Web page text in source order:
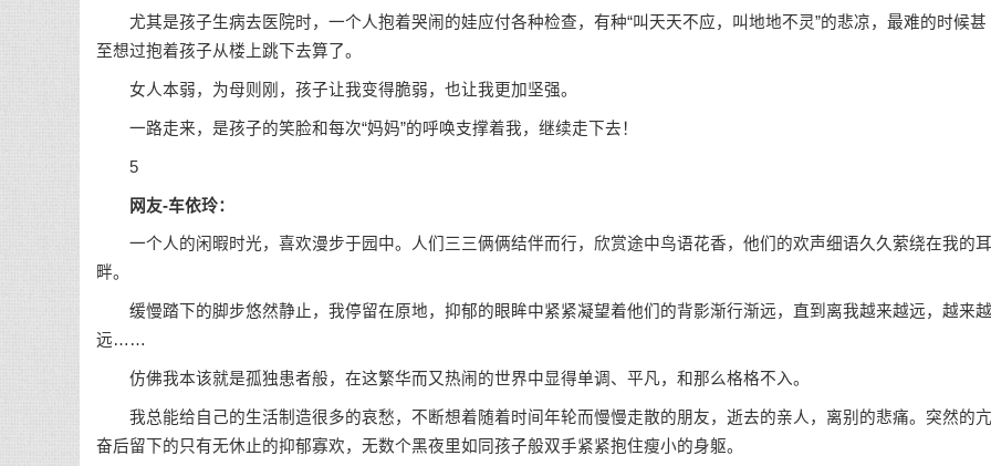
尤其是孩子生病去医院时，一个人抱着哭闹的娃应付各种检查，有种“叫天天不应，叫地地不灵”的悲凉，最难的时候甚
至想过抱着孩子从楼上跳下去算了。
女人本弱，为母则刚，孩子让我变得脆弱，也让我更加坚强。
一路走来，是孩子的笑脸和每次“妈妈”的呼唤支撑着我，继续走下去！
5
网友-车依玲：
一个人的闲暇时光，喜欢漫步于园中。人们三三俩俩结伴而行，欣赏途中鸟语花香，他们的欢声细语久久萦绕在我的耳
畔。
缓慢踏下的脚步悠然静止，我停留在原地，抑郁的眼眸中紧紧凝望着他们的背影渐行渐远，直到离我越来越远，越来越
远……
仿佛我本该就是孤独患者般，在这繁华而又热闹的世界中显得单调、平凡，和那么格格不入。
我总能给自己的生活制造很多的哀愁，不断想着随着时间年轮而慢慢走散的朋友，逝去的亲人，离别的悲痛。突然的亢
奋后留下的只有无休止的抑郁寡欢，无数个黑夜里如同孩子般双手紧紧抱住瘦小的身躯。